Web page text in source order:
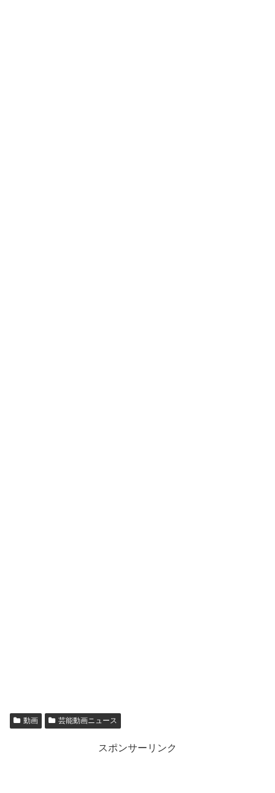
動画 芸能動画ニュース
スポンサーリンク